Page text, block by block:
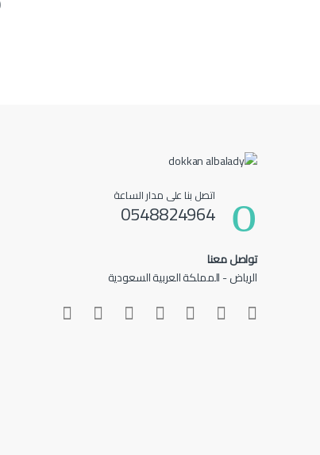
اتصل بنا على مدار الساعة
0548824964
تواصل معنا
الرياض - المملكة العربية السعودية